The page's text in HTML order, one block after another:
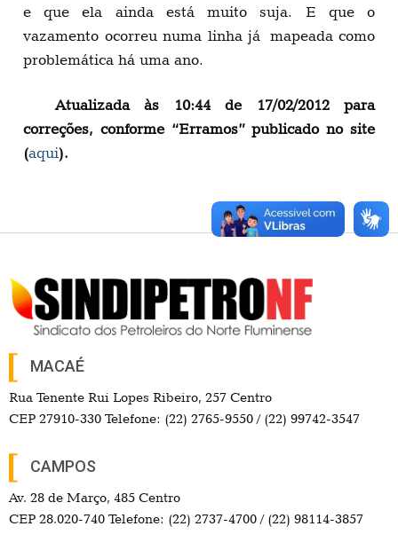
e que ela ainda está muito suja. E que o
vazamento ocorreu numa linha já mapeada como
problemática há uma ano.
Atualizada às 10:44 de 17/02/2012 para
correções, conforme “Erramos” publicado no site
(aqui).
MACAÉ
Rua Tenente Rui Lopes Ribeiro, 257 Centro
CEP 27910-330 Telefone: (22) 2765-9550 / (22) 99742-3547
CAMPOS
Av. 28 de Março, 485 Centro
CEP 28.020-740 Telefone: (22) 2737-4700 / (22) 98114-3857